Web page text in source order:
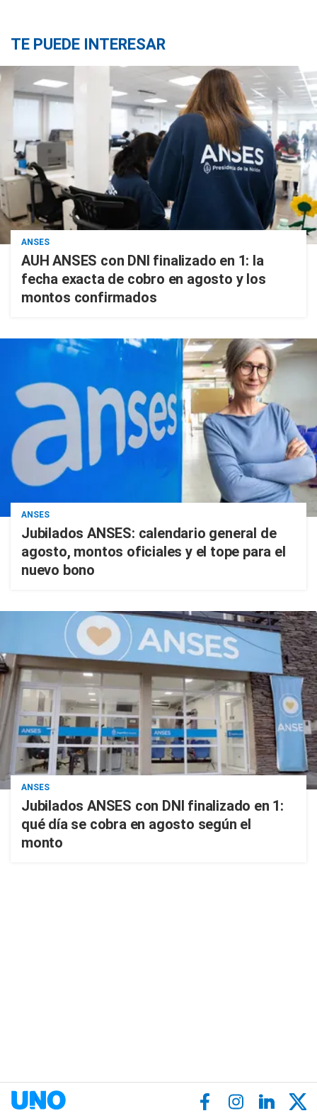
TE PUEDE INTERESAR
ANSES
AUH ANSES con DNI finalizado en 1: la
fecha exacta de cobro en agosto y los
montos confirmados
ANSES
Jubilados ANSES: calendario general de
agosto, montos oficiales y el tope para el
nuevo bono
ANSES
Jubilados ANSES con DNI finalizado en 1:
qué día se cobra en agosto según el
monto